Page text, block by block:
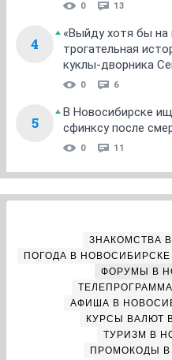
0 13
4
«Выйду хотя бы на
трогательная
куклы-дворника
0 6
5
В Новосибирске
сфинксу после
0 11
ЗНАКОМСТВА
ПОГОДА В НОВОСИБИРСКЕ
ФОРУМЫ В
АФИША В
КУРСЫ ВАЛЮТ
ТУРИЗМ В
ПРОМОКОДЫ